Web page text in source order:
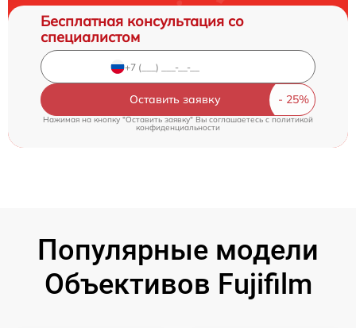
Бесплатная консультация со
специалистом
Оставить заявку
Нажимая на кнопку "Оставить заявку" Вы соглашаетесь c политикой
конфиденциальности
Популярные модели
Объективов Fujifilm